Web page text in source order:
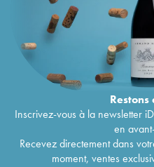
Restons
Inscrivez-vous à la newsletter
en
Recevez directement dans
moment, ventes